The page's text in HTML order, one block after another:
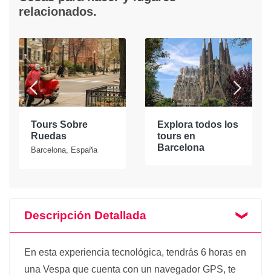
relacionados.
Tours Sobre
Ruedas
Barcelona, España
Explora todos los
tours en
Barcelona
Descripción Detallada
En esta experiencia tecnológica, tendrás 6 horas en
una Vespa que cuenta con un navegador GPS, te